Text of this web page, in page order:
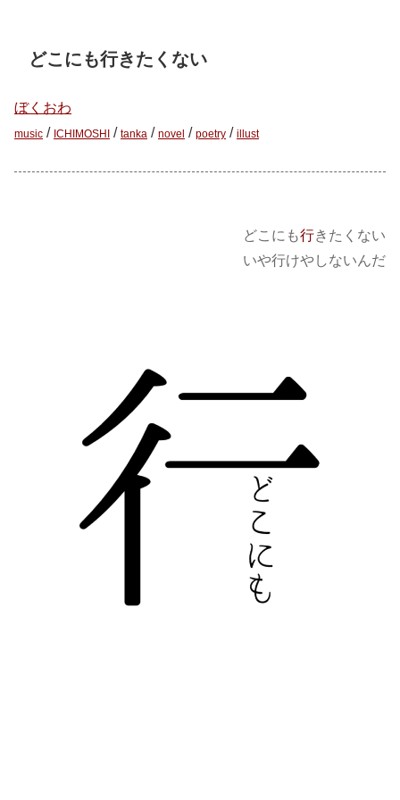
どこにも行きたくない
ぼくおわ
music / ICHIMOSHI / tanka / novel / poetry / illust
どこにも行きたくない
いや行けやしないんだ